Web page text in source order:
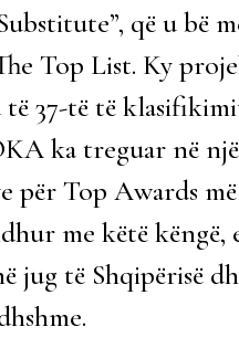
që u bë
Top List. Ky
të 37-të të
ka treguar në
për Top Awards
me këtë këngë,
jug të Shqipërisë